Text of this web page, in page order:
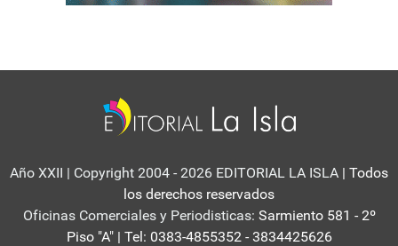
Año XXII | Copyright 2004 - 2026 EDITORIAL LA ISLA | Todos
los derechos reservados
Oficinas Comerciales y Periodisticas: Sarmiento 581 - 2º
Piso "A" | Tel: 0383-4855352 - 3834425626